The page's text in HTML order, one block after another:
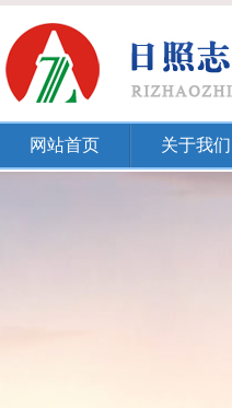
网站首页 关于我们